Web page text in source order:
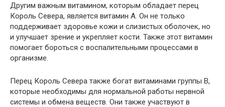
Другим важным витамином, которым обладает перец
Король Севера, является витамин А. Он не только
поддерживает здоровье кожи и слизистых оболочек, но
и улучшает зрение и укрепляет кости. Также этот витамин
помогает бороться с воспалительными процессами в
организме.
Перец Король Севера также богат витаминами группы В,
которые необходимы для нормальной работы нервной
системы и обмена веществ. Они также участвуют в